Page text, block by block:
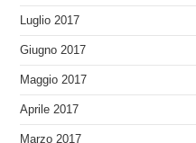
Luglio 2017
Giugno 2017
Maggio 2017
Aprile 2017
Marzo 2017